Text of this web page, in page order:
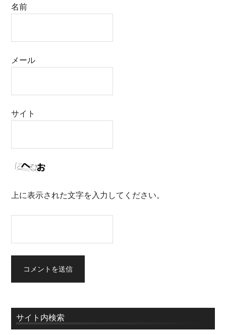
名前
メール
サイト
上に表示された文字を入力してください。
サイト内検索